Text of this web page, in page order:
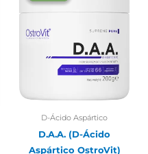
D-Ácido Aspártico
D.A.A. (D-Ácido
Aspártico OstroVit)